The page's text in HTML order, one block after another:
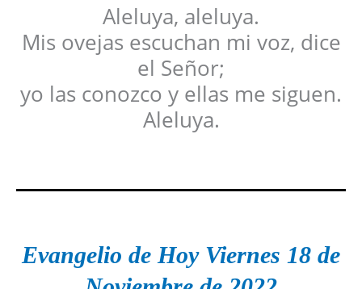
Aleluya, aleluya.
Mis ovejas escuchan mi voz, dice
el Señor;
yo las conozco y ellas me siguen.
Aleluya.
Evangelio de Hoy Viernes 18 de